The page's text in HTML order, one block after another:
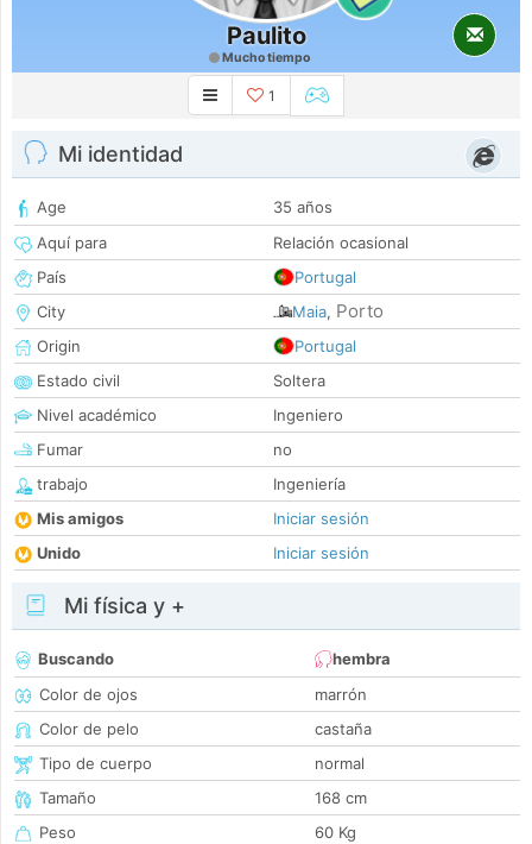
Paulito
Mucho tiempo
1
Mi identidad
Age
35 años
Aquí para
Relación ocasional
País
Portugal
City
Maia, Porto
Origin
Portugal
Estado civil
Soltera
Nivel académico
Ingeniero
Fumar
no
trabajo
Ingeniería
Mis amigos
Iniciar sesión
Unido
Iniciar sesión
Mi física y +
Buscando
hembra
Color de ojos
marrón
Color de pelo
castaña
Tipo de cuerpo
normal
Tamaño
168 cm
Peso
60 Kg